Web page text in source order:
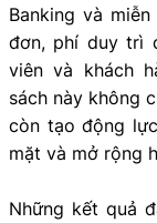
Banking và
đơn, phí duy trì
viên và khách
sách này không
còn tạo động
mặt và mở rộng
Những kết quả